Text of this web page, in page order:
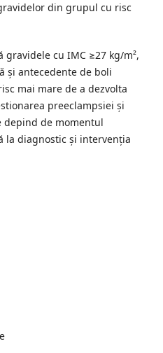
din grupul cu risc
gravidele cu IMC ≥27 kg/m²,
și antecedente de boli
mai mare de a dezvolta
preeclampsiei și
depind de momentul
la diagnostic și intervenția